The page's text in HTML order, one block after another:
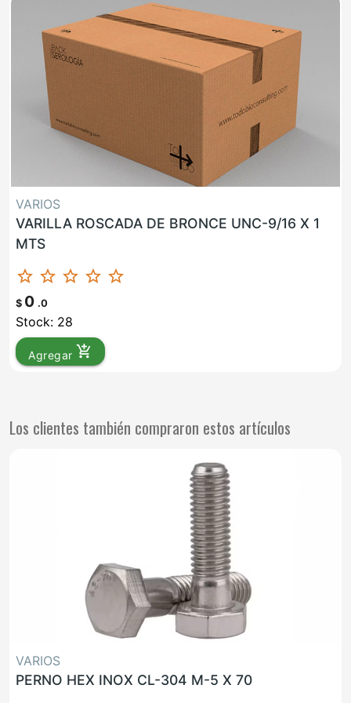
VARIOS
VARILLA ROSCADA DE BRONCE UNC-9/16 X 1
MTS
star_border star_border star_border star_border star_border
$ 0 .0
Stock: 28
Agregar add_shopping_cart
Los clientes también compraron estos artículos
VARIOS
PERNO HEX INOX CL-304 M-5 X 70